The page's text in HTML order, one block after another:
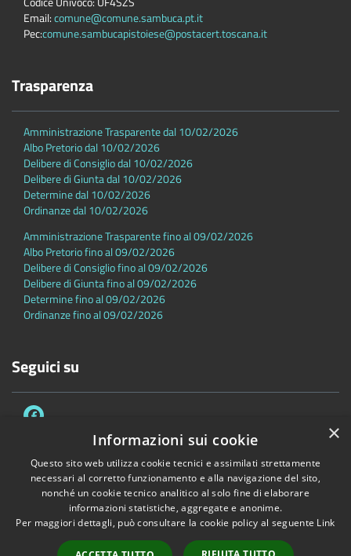
Email:comune@comune.sambuca.pt.it
Pec:comune.sambucapistoiese@postacert.toscana.it
Trasparenza
Amministrazione Trasparente dal 10/02/2026
Albo Pretorio dal 10/02/2026
Delibere di Consiglio dal 10/02/2026
Delibere di Giunta dal 10/02/2026
Determine dal 10/02/2026
Ordinanze dal 10/02/2026
Amministrazione Trasparente fino al 09/02/2026
Albo Pretorio fino al 09/02/2026
Delibere di Consiglio fino al 09/02/2026
Delibere di Giunta fino al 09/02/2026
Determine fino al 09/02/2026
Ordinanze fino al 09/02/2026
Seguici su
Accessibilità Privacy Cookie
Mappa del sito
Dichiarazione di accessibilità
Copyright © 2026 • Comune di Sambuca Pistoiese • Powered by
Municipium
•Accesso redazione
×
Informazioni sui cookie
Questo sito web utilizza cookie tecnici e assimilati strettamente
necessari al corretto funzionamento e alla navigazione del sito,
nonché un cookie tecnico analitico al solo fine di elaborare
informazioni statistiche, aggregate e anonime.
Per maggiori dettagli, può consultare la cookie policy al seguente Link